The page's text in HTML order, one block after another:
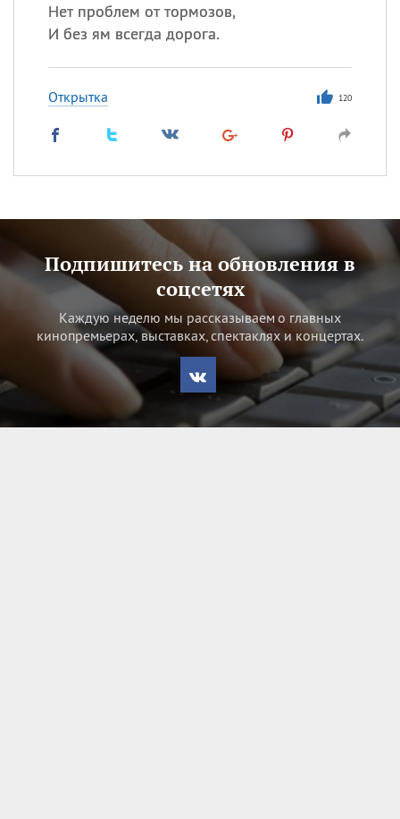
Нет проблем от тормозов,
И без ям всегда дорога.
Открытка 120
Подпишитесь на обновления в
соцсетях
Каждую неделю мы рассказываем о главных
кинопремьерах, выставках, спектаклях и концертах.